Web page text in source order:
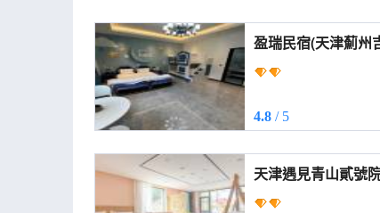
盈瑞民宿(天津薊州吉姆
Homestay)
4.8 / 5
天津遇見青山貳號院 (Tianjin Yujian Qingshan
2 Yard)